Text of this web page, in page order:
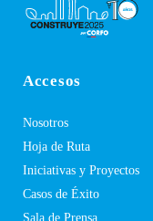
Accesos
Nosotros
Hoja de Ruta
Iniciativas y Proyectos
Casos de Éxito
Sala de Prensa